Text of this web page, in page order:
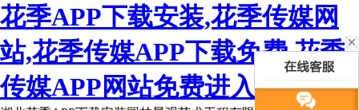
花季APP下载安装,花季传媒网
站,花季传媒APP下载免费,花季
传媒APP网站免费进入